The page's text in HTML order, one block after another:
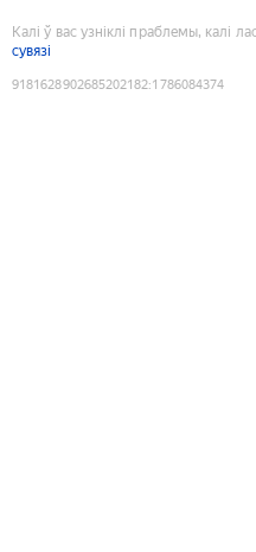
Калі ў вас узніклі праблемы, калі
сувязі
9181628902685202182:1786084374